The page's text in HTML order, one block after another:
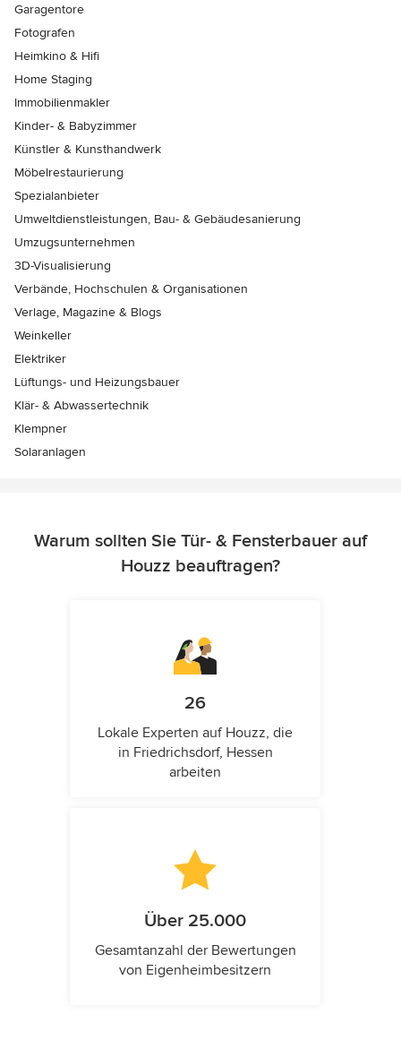
Garagentore
Fotografen
Heimkino & Hifi
Home Staging
Immobilienmakler
Kinder- & Babyzimmer
Künstler & Kunsthandwerk
Möbelrestaurierung
Spezialanbieter
Umweltdienstleistungen, Bau- & Gebäudesanierung
Umzugsunternehmen
3D-Visualisierung
Verbände, Hochschulen & Organisationen
Verlage, Magazine & Blogs
Weinkeller
Elektriker
Lüftungs- und Heizungsbauer
Klär- & Abwassertechnik
Klempner
Solaranlagen
Warum sollten Sie Tür- & Fensterbauer auf
Houzz beauftragen?
26
Lokale Experten auf Houzz, die
in Friedrichsdorf, Hessen
arbeiten
Über 25.000
Gesamtanzahl der Bewertungen
von Eigenheimbesitzern